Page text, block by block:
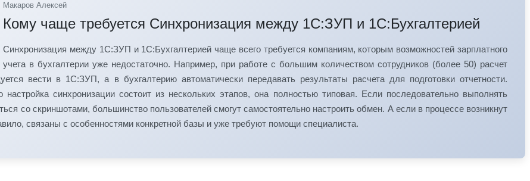
Макаров Алексей
Кому чаще требуется Синхронизация между 1С:ЗУП и 1С:Бухгалтерией
Синхронизация между 1С:ЗУП и 1С:Бухгалтерией чаще всего требуется компаниям, которым возможностей зарплатного
учета в бухгалтерии уже недостаточно. Например, при работе с большим количеством сотрудников (более 50) расчет
вести в 1С:ЗУП, а в бухгалтерию автоматически передавать результаты расчета для подготовки отчетности.
синхронизации состоит из нескольких этапов, она полностью типовая. Если последовательно выполнять
со скриншотами, большинство пользователей смогут самостоятельно настроить обмен. А если в процессе возникнут
связаны с особенностями конкретной базы и уже требуют помощи специалиста.